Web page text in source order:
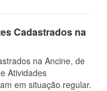
Cadastrados na
na Ancine, de
Atividades
em situação regular.